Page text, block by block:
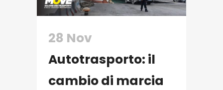
28 Nov
Autotrasporto: il
cambio di marcia